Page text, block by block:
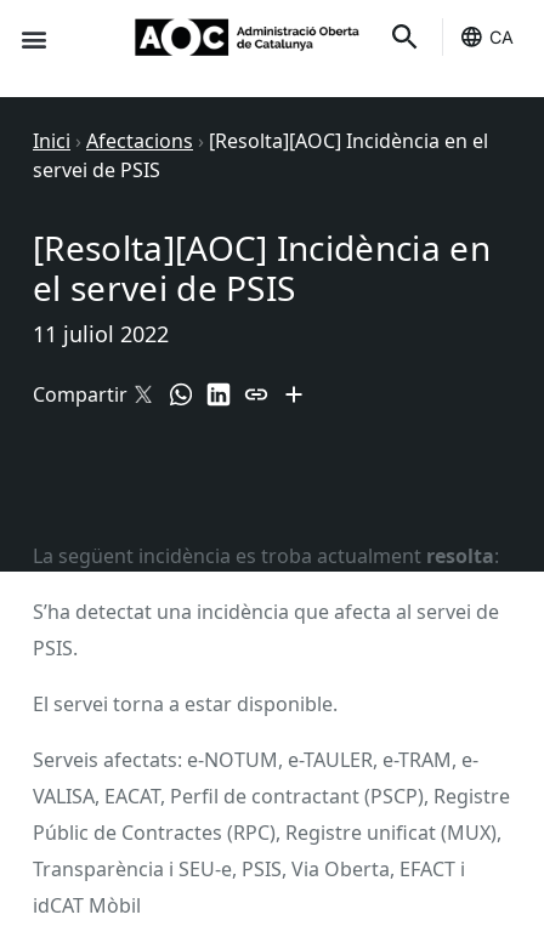
CA
Inici › Afectacions › [Resolta][AOC] Incidència en el
servei de PSIS
[Resolta][AOC] Incidència en
el servei de PSIS
11 juliol 2022
Compartir
La següent incidència es troba actualment resolta:
S’ha detectat una incidència que afecta al servei de
PSIS.
El servei torna a estar disponible.
Serveis afectats: e-NOTUM, e-TAULER, e-TRAM, e-
VALISA, EACAT, Perfil de contractant (PSCP), Registre
Públic de Contractes (RPC), Registre unificat (MUX),
Transparència i SEU-e, PSIS, Via Oberta, EFACT i
idCAT Mòbil